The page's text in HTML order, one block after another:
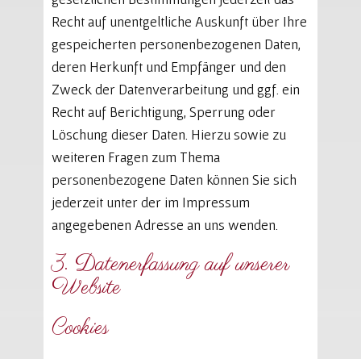
Recht auf unentgeltliche Auskunft über Ihre
gespeicherten personenbezogenen Daten,
deren Herkunft und Empfänger und den
Zweck der Datenverarbeitung und ggf. ein
Recht auf Berichtigung, Sperrung oder
Löschung dieser Daten. Hierzu sowie zu
weiteren Fragen zum Thema
personenbezogene Daten können Sie sich
jederzeit unter der im Impressum
angegebenen Adresse an uns wenden.
3. Datenerfassung auf unserer
Website
Cookies